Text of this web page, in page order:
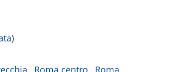
)
, Roma centro , Roma